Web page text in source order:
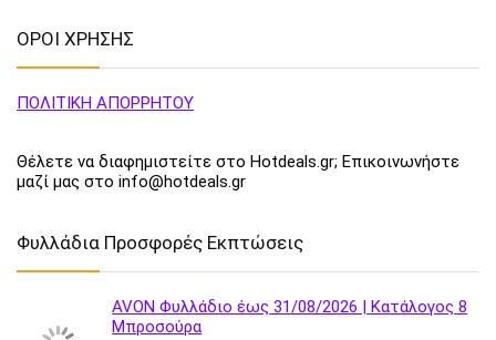
ΟΡΟΙ ΧΡΗΣΗΣ
ΠΟΛΙΤΙΚΗ ΑΠΟΡΡΗΤΟΥ
Θέλετε να διαφημιστείτε στο Hotdeals.gr; Επικοινωνήστε
μαζί μας στο info@hotdeals.gr
Φυλλάδια Προσφορές Εκπτώσεις
AVON Φυλλάδιο έως 31/08/2026 | Κατάλογος 8
Μπροσούρα